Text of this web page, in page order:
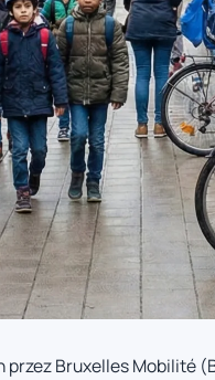
przez Bruxelles Mobilité